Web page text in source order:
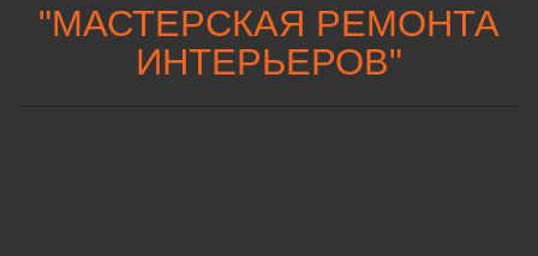
"МАСТЕРСКАЯ РЕМОНТА
ИНТЕРЬЕРОВ"